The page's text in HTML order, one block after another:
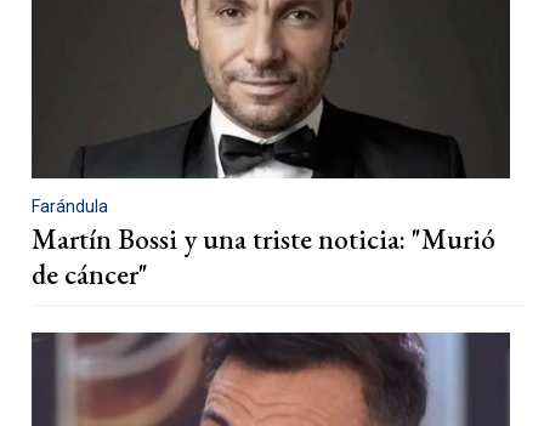
Farándula
Martín Bossi y una triste noticia: "Murió
de cáncer"